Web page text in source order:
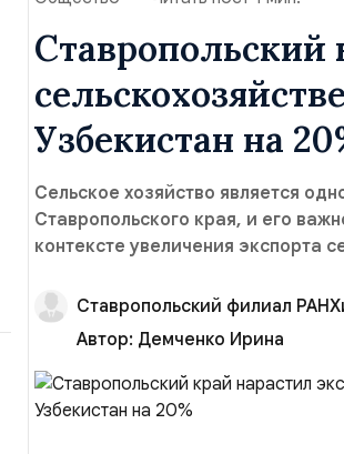
Ставропольский
Узбекистан на
Сельское хозяйство является
Ставропольского края, и его
контексте увеличения экспорта
Ставропольский филиал
Автор: Демченко Ирина